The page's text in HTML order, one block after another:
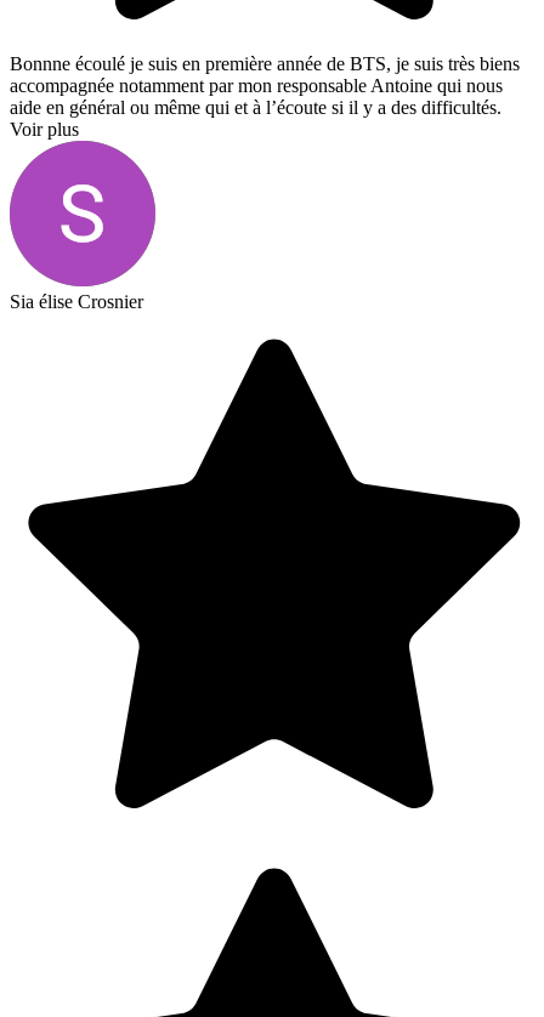
Bonnne écoulé je suis en première année de BTS, je suis très biens
accompagnée notamment par mon responsable Antoine qui nous
aide en général ou même qui et à l’écoute si il y a des difficultés.
Voir plus
Sia élise Crosnier